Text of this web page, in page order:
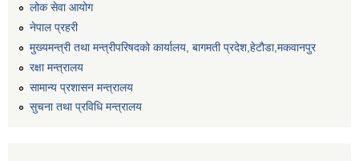
लोक सेवा आयोग
नेपाल प्रहरी
मुख्यमन्त्री तथा मन्त्रीपरिषदको कार्यालय, बागमती प्रदेश,हेटाैडा,मकवानपुर
रक्षा मन्त्रालय
सामान्य प्रशासन मन्त्रालय
सुचना तथा प्रविधि मन्त्रालय